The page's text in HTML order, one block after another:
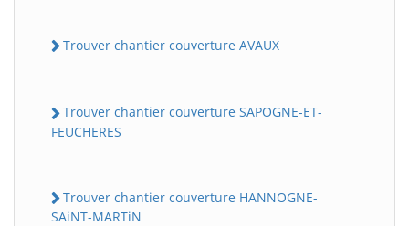
Trouver chantier couverture AVAUX
Trouver chantier couverture SAPOGNE-ET-
FEUCHERES
Trouver chantier couverture HANNOGNE-
SAiNT-MARTiN